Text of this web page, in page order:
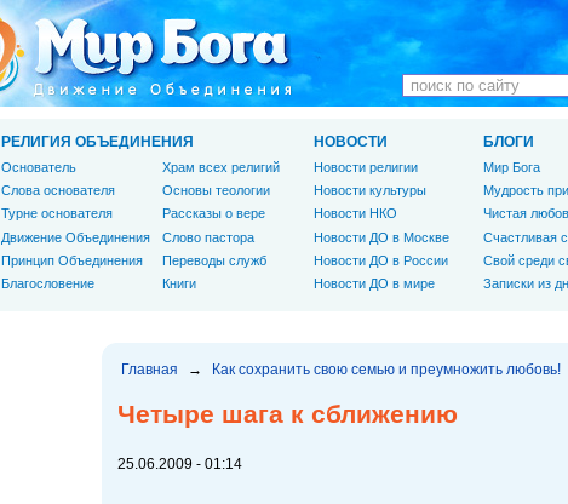
Главная → Как сохранить свою семью и преумножить любовь!
Четыре шага к сближению
25.06.2009 - 01:14
РЕЛИГИЯ ОБЪЕДИНЕНИЯ
Основатель
Слова основателя
Турне основателя
Движение Объединения
Принцип Объединения
Благословение
Храм всех религий
Основы теологии
Рассказы о вере
Слово пастора
Переводы служб
Книги
НОВОСТИ
Новости религии
Новости культуры
Новости НКО
Новости ДО в Москве
Новости ДО в России
Новости ДО в мире
БЛОГИ
Мир Бога
Мудрость
Чистая
Счастливая
Свой среди
Записки из